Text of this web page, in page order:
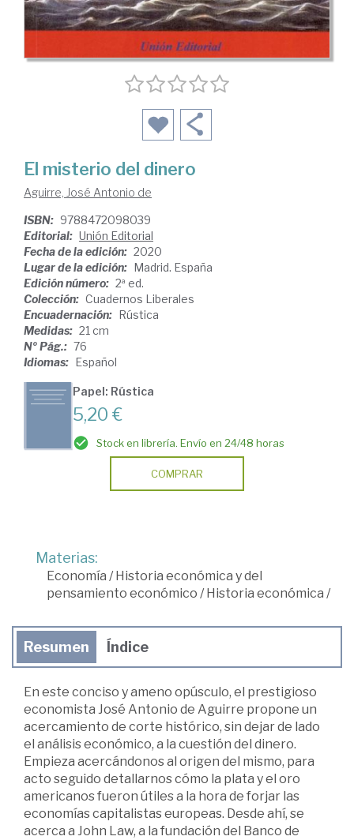
El misterio del dinero
Aguirre, José Antonio de
ISBN: 9788472098039
Editorial: Unión Editorial
Fecha de la edición: 2020
Lugar de la edición: Madrid. España
Edición número: 2ª ed.
Colección: Cuadernos Liberales
Encuadernación: Rústica
Medidas: 21 cm
Nº Pág.: 76
Idiomas: Español
Papel: Rústica
5,20 €
Stock en librería. Envío en 24/48 horas
COMPRAR
Materias:
Economía / Historia económica y del
pensamiento económico / Historia económica /
Resumen Índice
En este conciso y ameno opúsculo, el prestigioso
economista José Antonio de Aguirre propone un
acercamiento de corte histórico, sin dejar de lado
el análisis económico, a la cuestión del dinero.
Empieza acercándonos al origen del mismo, para
acto seguido detallarnos cómo la plata y el oro
americanos fueron útiles a la hora de forjar las
economías capitalistas europeas. Desde ahí, se
acerca a John Law, a la fundación del Banco de